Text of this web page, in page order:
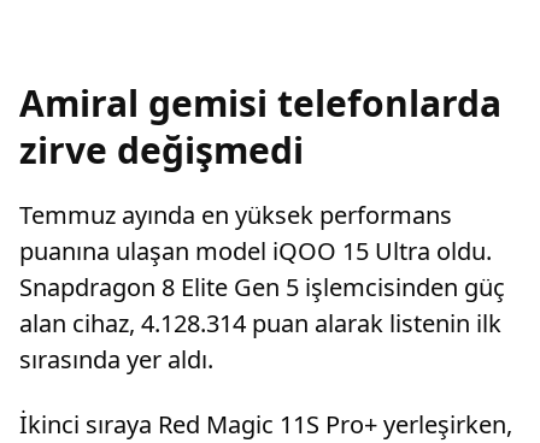
Amiral gemisi telefonlarda
zirve değişmedi
Temmuz ayında en yüksek performans
puanına ulaşan model iQOO 15 Ultra oldu.
Snapdragon 8 Elite Gen 5 işlemcisinden güç
alan cihaz, 4.128.314 puan alarak listenin ilk
sırasında yer aldı.
İkinci sıraya Red Magic 11S Pro+ yerleşirken,